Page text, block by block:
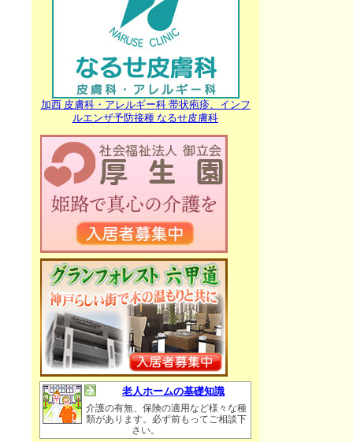
加西 皮膚科・アレルギー科 帯状疱疹、インフ
ルエンザ予防接種 なるせ皮膚科
老人ホームの基礎知識
介護の有無、保険の適用など様々な種
類があります。必ず前もってご相談下
さい。